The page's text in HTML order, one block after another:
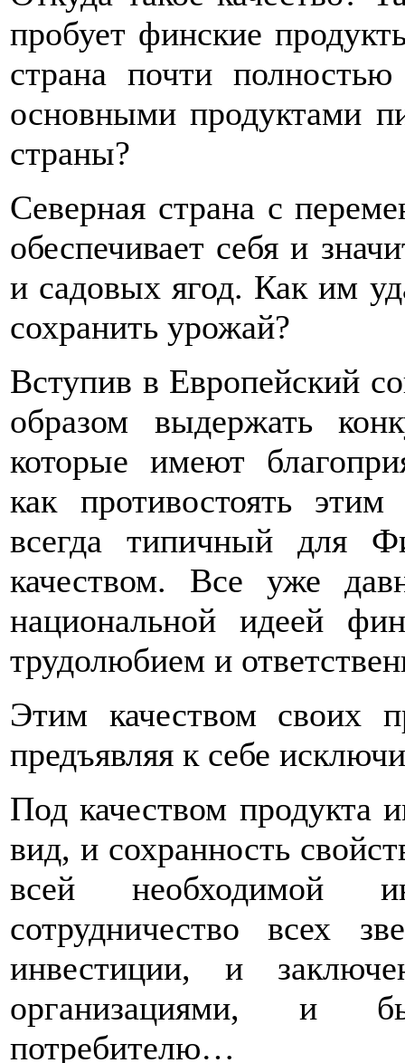
пробует финские
страна почти полностью
основными продуктами
страны?
Северная страна с
обеспечивает себя и
и садовых ягод. Как им
сохранить урожай?
Вступив в Европейский
образом выдержать
которые имеют
как противостоять
всегда типичный для
качеством. Все уже
национальной идеей
трудолюбием и
Этим качеством своих
предъявляя к себе
Под качеством
вид, и сохранность
всей необходимой
сотрудничество всех
инвестиции, и
организациями, и
потребителю…